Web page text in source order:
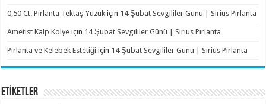
0,50 Ct. Pırlanta Tektaş Yüzük için 14 Şubat Sevgililer Günü | Sirius Pırlanta
Ametist Kalp Kolye için 14 Şubat Sevgililer Günü | Sirius Pırlanta
Pırlanta ve Kelebek Estetiği için 14 Şubat Sevgililer Günü | Sirius Pırlanta
ETİKETLER